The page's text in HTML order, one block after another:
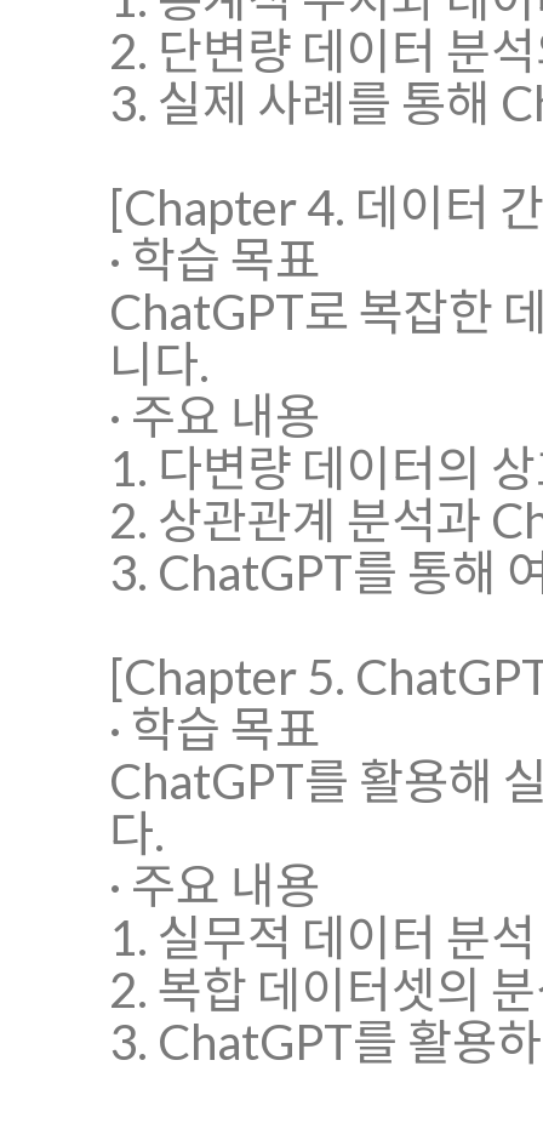
2. 단변량 데이터 분
3. 실제 사례를 통해
[Chapter 4. 데이터
· 학습 목표
ChatGPT로 복잡한
니다.
· 주요 내용
1. 다변량 데이터의
2. 상관관계 분석과
3. ChatGPT를 통해
[Chapter 5.
· 학습 목표
ChatGPT를 활용해
다.
· 주요 내용
1. 실무적 데이터 분
2. 복합 데이터셋의
3. ChatGPT를 활용